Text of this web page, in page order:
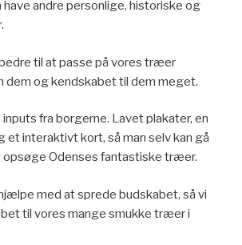
have andre personlige, historiske og
til at passe på vores træer
dem og kendskabet til dem meget.
inputs fra borgerne. Lavet plakater, en
et interaktivt kort, så man selv kan gå
opsøge Odenses fantastiske træer.
med at sprede budskabet, så vi
til vores mange smukke træer i